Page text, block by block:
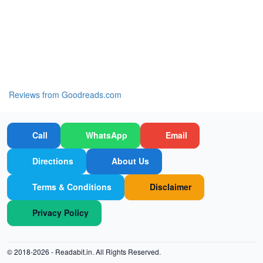
Reviews from Goodreads.com
Call WhatsApp Email
Directions About Us
Terms & Conditions Disclaimer
Privacy Policy
© 2018-2026 - Readabit.in. All Rights Reserved.